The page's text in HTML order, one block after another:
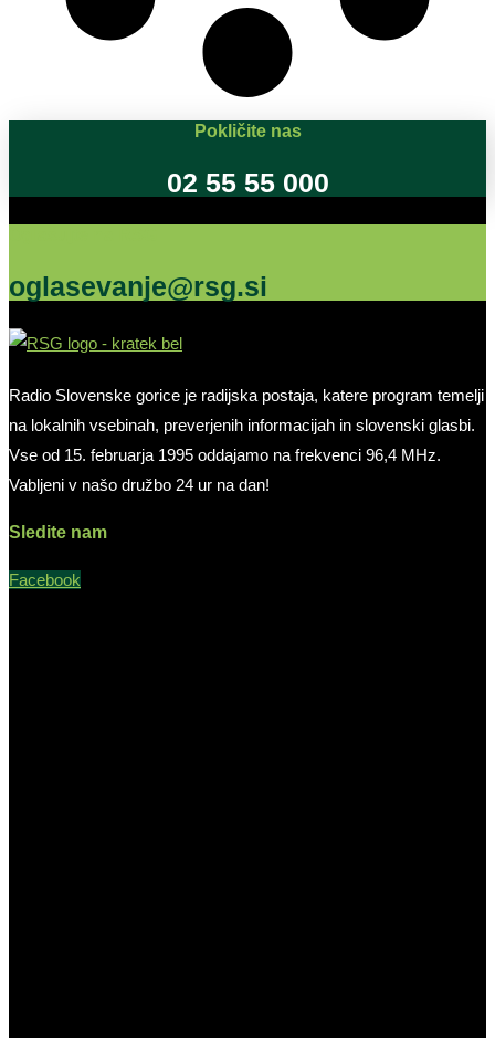
Pokličite nas
02 55 55 000
oglasevanje@rsg.si
Radio Slovenske gorice je radijska postaja, katere program temelji
na lokalnih vsebinah, preverjenih informacijah in slovenski glasbi.
Vse od 15. februarja 1995 oddajamo na frekvenci 96,4 MHz.
Vabljeni v našo družbo 24 ur na dan!
Sledite nam
Facebook